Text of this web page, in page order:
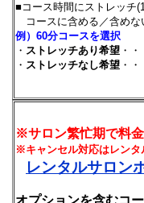
■コース時間にストレッチ
コースに含める／含めな
例）60分コースを選択
・ ストレッチあり希望 ・
・ ストレッチなし希望 ・
※サロン繁忙期で料
※キャンセル対応はレンタ
レンタルサロン
オプションを含むコ